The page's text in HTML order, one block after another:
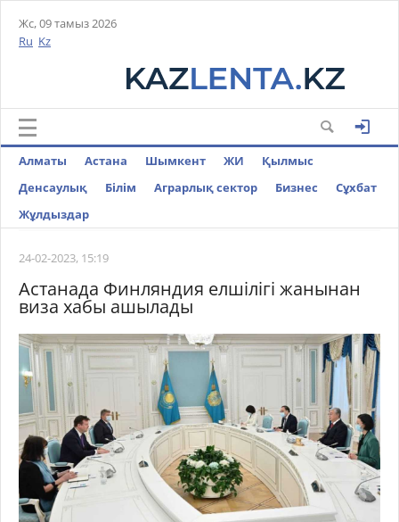
Жс, 09 тамыз 2026
Ru Kz
Алматы Астана Шымкент ЖИ
Қылмыс
Денсаулық
Білім Аграрлық сектор Бизнес
Cұхбат
Жұлдыздар
24-02-2023, 15:19
Астанада Финляндия елшілігі жанынан
виза хабы ашылады